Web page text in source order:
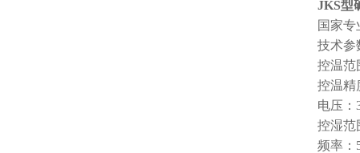
JKS型
国家专
技术参
控温范
控温精
电压：
控湿范
频率：